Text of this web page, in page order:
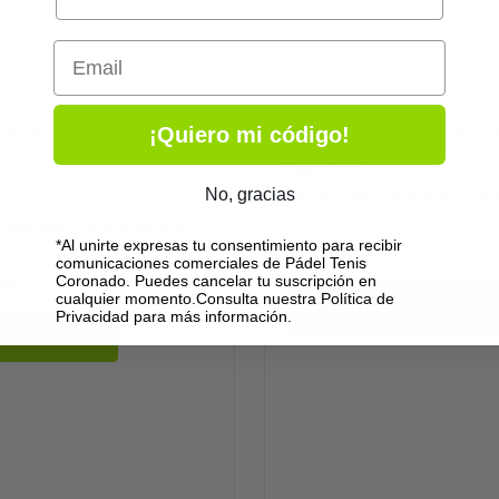
MATCH BRONZE 3.2
al carrito
Palas Pádel
PALA STARVIE AQUILA
240,00€
El
era:
83,95€
El
es:
Seleccionar opciones
Email
¡Quiero mi código!
No, gracias
*Al unirte expresas tu consentimiento para recibir
comunicaciones comerciales de Pádel Tenis
Coronado. Puedes cancelar tu suscripción en
cualquier momento.Consulta nuestra Política de
Privacidad para más información.